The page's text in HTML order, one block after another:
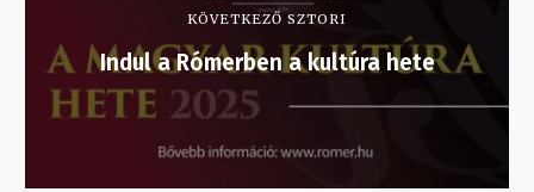
KÖVETKEZŐ SZTORI
Indul a Rómerben a kultúra hete